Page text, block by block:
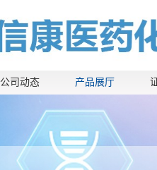
公司动态 产品展厅